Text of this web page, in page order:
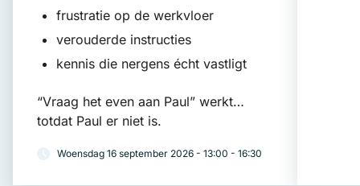
frustratie op de werkvloer
verouderde instructies
kennis die nergens écht vastligt
“Vraag het even aan Paul” werkt…
totdat Paul er niet is.
Woensdag 16 september 2026 - 13:00 - 16:30